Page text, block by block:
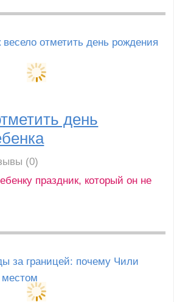
день
(0)
праздник, который он не